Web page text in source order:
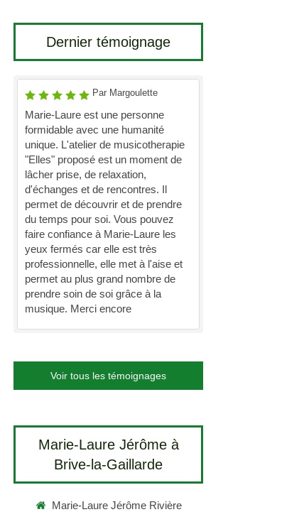
Dernier témoignage
Par Margoulette
Marie-Laure est une personne
formidable avec une humanité
unique. L'atelier de musicotherapie
"Elles" proposé est un moment de
lâcher prise, de relaxation,
d'échanges et de rencontres. Il
permet de découvrir et de prendre
du temps pour soi. Vous pouvez
faire confiance à Marie-Laure les
yeux fermés car elle est très
professionnelle, elle met à l'aise et
permet au plus grand nombre de
prendre soin de soi grâce à la
musique. Merci encore
Voir tous les témoignages
Marie-Laure Jérôme à
Brive-la-Gaillarde
Marie-Laure Jérôme Rivière